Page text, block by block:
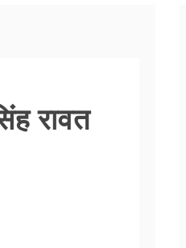
रावत